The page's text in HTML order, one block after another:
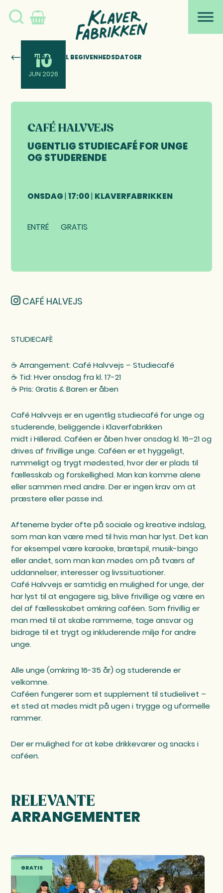
navigation
content
sidebar
Klaverfabrikken
Søg
på
TILBAGE TIL BEGIVENHEDSDATOER
10
JUN 2026
CAFÉ HALVVEJS
UGENTLIG STUDIECAFÉ FOR UNGE
OG STUDERENDE
ONSDAG| 17:00| KLAVERFABRIKKEN
ENTRÉ GRATIS
CAFÉ HALVEJS
STUDIECAFÈ
☕️ Arrangement: Café Halvvejs – Studiecafé
☕️ Tid: Hver onsdag fra kl. 17-21
☕️ Pris: Gratis & Baren er åben
Café Halvvejs er en ugentlig studiecafé for unge og
studerende, beliggende i Klaverfabrikken
midt i Hillerød. Caféen er åben hver onsdag kl. 16–21 og
drives af frivillige unge. Caféen er et hyggeligt,
rummeligt og trygt mødested, hvor der er plads til
fællesskab og forskellighed. Man kan komme alene
eller sammen med andre. Der er ingen krav om at
præstere eller passe ind.
Aftenerne byder ofte på sociale og kreative indslag,
som man kan være med til hvis man har lyst. Det kan
for eksempel være karaoke, brætspil, musik-bingo
eller andet, som man kan mødes om på tværs af
uddannelser, interesser og livssituationer.
Café Halvvejs er samtidig en mulighed for unge, der
har lyst til at engagere sig, blive frivillige og være en
del af fællesskabet omkring caféen. Som frivillig er
man med til at skabe rammerne, tage ansvar og
bidrage til et trygt og inkluderende miljø for andre
unge.
Alle unge (omkring 16-35 år) og studerende er
velkomne.
Caféen fungerer som et supplement til studielivet –
et sted at mødes midt på ugen i trygge og uformelle
rammer.
Der er mulighed for at købe drikkevarer og snacks i
caféen.
RELEVANTE
ARRANGEMENTER
GRATIS